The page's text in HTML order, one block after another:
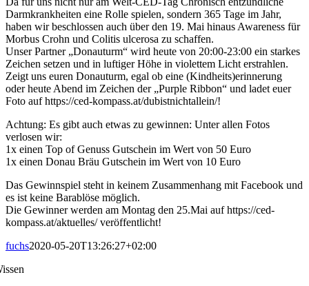
Darmkrankheiten eine Rolle spielen, sondern 365 Tage im Jahr,
haben wir beschlossen auch über den 19. Mai hinaus Awareness für
Morbus Crohn und Colitis ulcerosa zu schaffen.
Unser Partner „Donauturm“ wird heute von 20:00-23:00 ein starkes
Zeichen setzen und in luftiger Höhe in violettem Licht erstrahlen.
Zeigt uns euren Donauturm, egal ob eine (Kindheits)erinnerung
oder heute Abend im Zeichen der „Purple Ribbon“ und ladet euer
Foto auf https://ced-kompass.at/dubistnichtallein/!
Achtung: Es gibt auch etwas zu gewinnen: Unter allen Fotos
verlosen wir:
1x einen Top of Genuss Gutschein im Wert von 50 Euro
1x einen Donau Bräu Gutschein im Wert von 10 Euro
Das Gewinnspiel steht in keinem Zusammenhang mit Facebook und
es ist keine Barablöse möglich.
Die Gewinner werden am Montag den 25.Mai auf https://ced-
kompass.at/aktuelles/ veröffentlicht!
fuchs2020-05-20T13:26:27+02:00